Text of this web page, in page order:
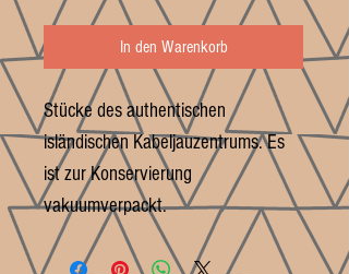
In den Warenkorb
Stücke des authentischen
isländischen Kabeljauzentrums. Es
ist zur Konservierung
vakuumverpackt.